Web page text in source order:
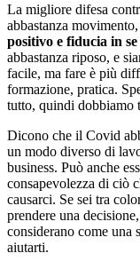
La migliore difesa
abbastanza
positivo e fiducia in se
abbastanza riposo, e
facile, ma fare è più
formazione, pratica.
tutto, quindi dobbiamo
Dicono che il Covid
un modo diverso di
business. Può anche
consapevolezza di ciò
causarci. Se sei tra
prendere una
considerano come una
aiutarti.